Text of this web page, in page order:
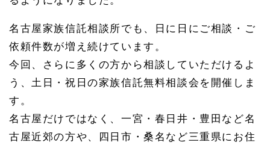
名古屋家族信託相談所でも、日に日にご相談・ご
依頼件数が増え続けています。
今回、さらに多くの方から相談していただけるよ
う、土日・祝日の家族信託無料相談会を開催しま
す。
名古屋だけではなく、一宮・春日井・豊田など名
古屋近郊の方や、四日市・桑名など三重県にお住